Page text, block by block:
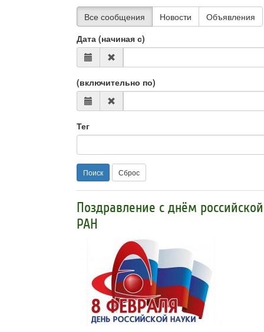
Все сообщения Новости
Объявления
Дата (начиная с)
(включительно по)
Тег
Поиск Сброс
Поздравление с днём
РАН